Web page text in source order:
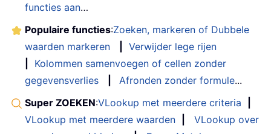
functies aan…
Populaire functies:Zoeken, markeren of Dubbele
waarden markeren
Verwijder lege rijen
Kolommen samenvoegen of cellen zonder
gegevensverlies
Afronden zonder formule...
Super ZOEKEN:VLookup met meerdere criteria
VLookup met meerdere waarden
VLookup over